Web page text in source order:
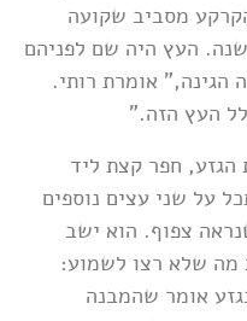
מסביב שקועה
ורכה. אייל ורותי גרים בבית 22 שנה. העץ היה שם לפניהם
הגינה," אומרת רותי.
העץ הזה."
הגזע, חפר קצת ליד
על שני עצים נוספים
צפוף. הוא ישב
מה שלא רצו לשמוע:
אומר שהמבנה